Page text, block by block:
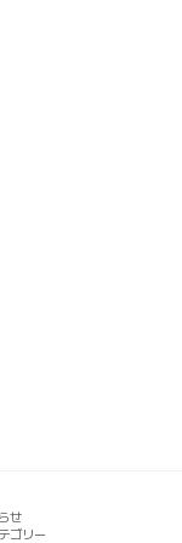
せ
ゴリー